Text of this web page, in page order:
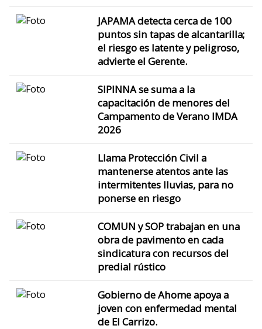
JAPAMA detecta cerca de 100
puntos sin tapas de alcantarilla;
el riesgo es latente y peligroso,
advierte el Gerente.
SIPINNA se suma a la
capacitación de menores del
Campamento de Verano IMDA
2026
Llama Protección Civil a
mantenerse atentos ante las
intermitentes lluvias, para no
ponerse en riesgo
COMUN y SOP trabajan en una
obra de pavimento en cada
sindicatura con recursos del
predial rústico
Gobierno de Ahome apoya a
joven con enfermedad mental
de El Carrizo.